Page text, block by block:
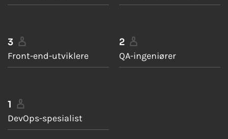
3
Front-end-utviklere
2
QA-ingeniører
1
DevOps-spesialist